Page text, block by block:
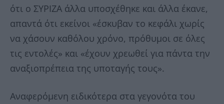
ότι ο ΣΥΡΙΖΑ άλλα υποσχέθηκε και άλλα έκανε,
απαντά ότι εκείνοι «έσκυβαν το κεφάλι χωρίς
να χάσουν καθόλου χρόνο, πρόθυμοι σε όλες
τις εντολές» και «έχουν χρεωθεί για πάντα την
αναξιοπρέπεια της υποταγής τους».
Αναφερόμενη ειδικότερα στα γεγονότα του